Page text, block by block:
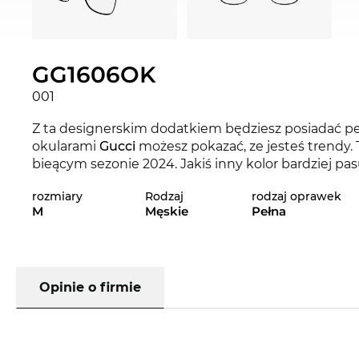
GG1606OK
001
Z ta designerskim dodatkiem będziesz posiadać
okularami Gucci możesz pokazać, ze jesteś
bieącym sezonie 2024. Jakiś inny kolor bardziej
2024.
samolotów i statków kosmicznych. Spełnia
dłuższą żywotnością niż inne materiały.
rozmiary
M
Rodzaj
Męskie
rodzaj oprawek
Pełna
Opinie o firmie